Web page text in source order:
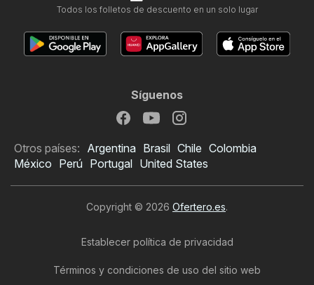
Todos los folletos de descuento en un solo lugar
Síguenos
Otros países: Argentina Brasil Chile Colombia
México Perú Portugal United States
Copyright © 2026 Ofertero.es.
Establecer política de privacidad
Términos y condiciones de uso del sitio web